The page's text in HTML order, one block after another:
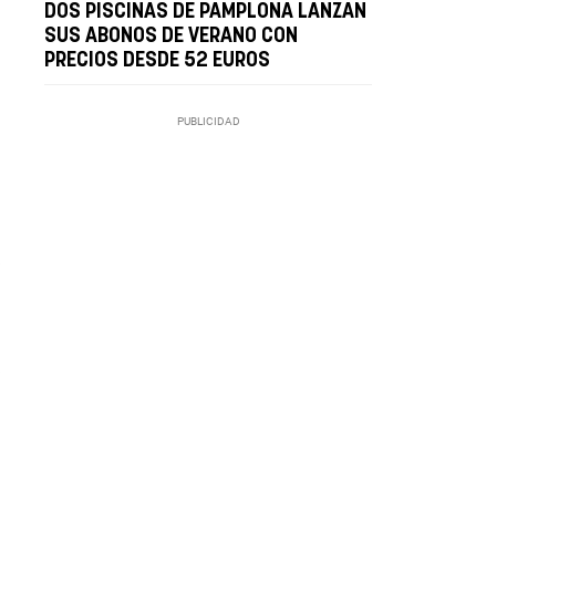
DOS PISCINAS DE PAMPLONA LANZAN
SUS ABONOS DE VERANO CON
PRECIOS DESDE 52 EUROS